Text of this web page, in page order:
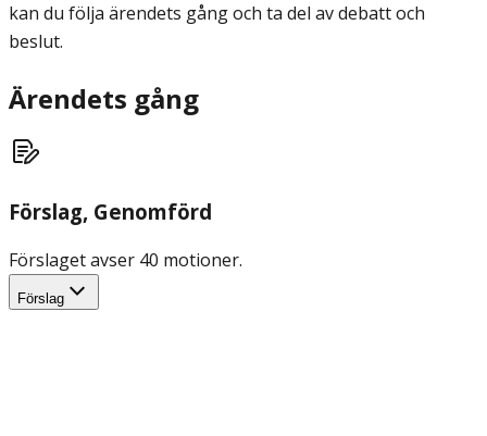
kan du följa ärendets gång och ta del av debatt och
beslut.
Ärendets gång
Förslag, Genomförd
Förslaget avser 40 motioner.
Förslag